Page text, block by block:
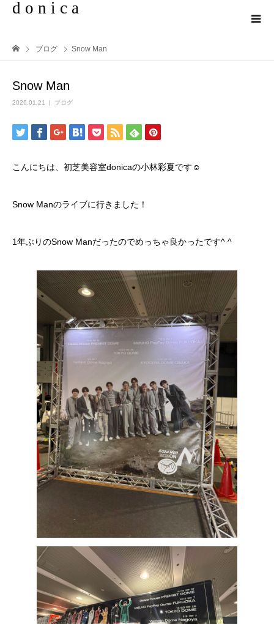
d o n i c a
ブログ Snow Man
Snow Man
2026.01.21 ブログ
こんにちは、初芝美容室donicaの小林彩夏です☺︎
Snow Manのライブに行きました！
1年ぶりのSnow Manだったのでめっちゃ良かったです^ ^